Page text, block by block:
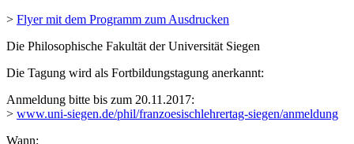
> Flyer mit dem Programm zum Ausdrucken
Die Philosophische Fakultät der Universität Siegen
Die Tagung wird als Fortbildungstagung anerkannt:
Anmeldung bitte bis zum 20.11.2017:
> www.uni-siegen.de/phil/franzoesischlehrertag-siegen/anmeldung
Wann: